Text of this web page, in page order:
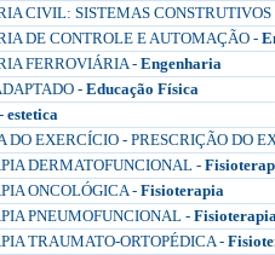
CIVIL: SISTEMAS CONSTRUTIVOS
DE CONTROLE E AUTOMAÇÃO -
FERROVIÁRIA - Engenharia
- Educação Física
estetica
DO EXERCÍCIO - PRESCRIÇÃO DO
DERMATOFUNCIONAL -
ONCOLÓGICA -Fisioterapia
PNEUMOFUNCIONAL - Fisioterapia
TRAUMATO-ORTOPÉDICA -